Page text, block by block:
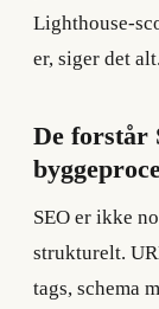
Lighthouse-
er, siger det alt.
De forstår
SEO er ikke
strukturelt.
tags, schema